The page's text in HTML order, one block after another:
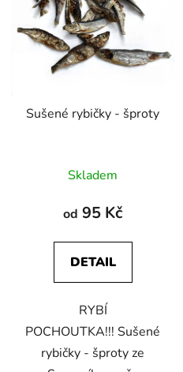
Sušené rybičky - šproty
hodnocení
produktu
5,0
z
hvězdiček.
Skladem
od 95 Kč
DETAIL
RYBÍ
POCHOUTKA!!! Sušené
rybičky - šproty ze